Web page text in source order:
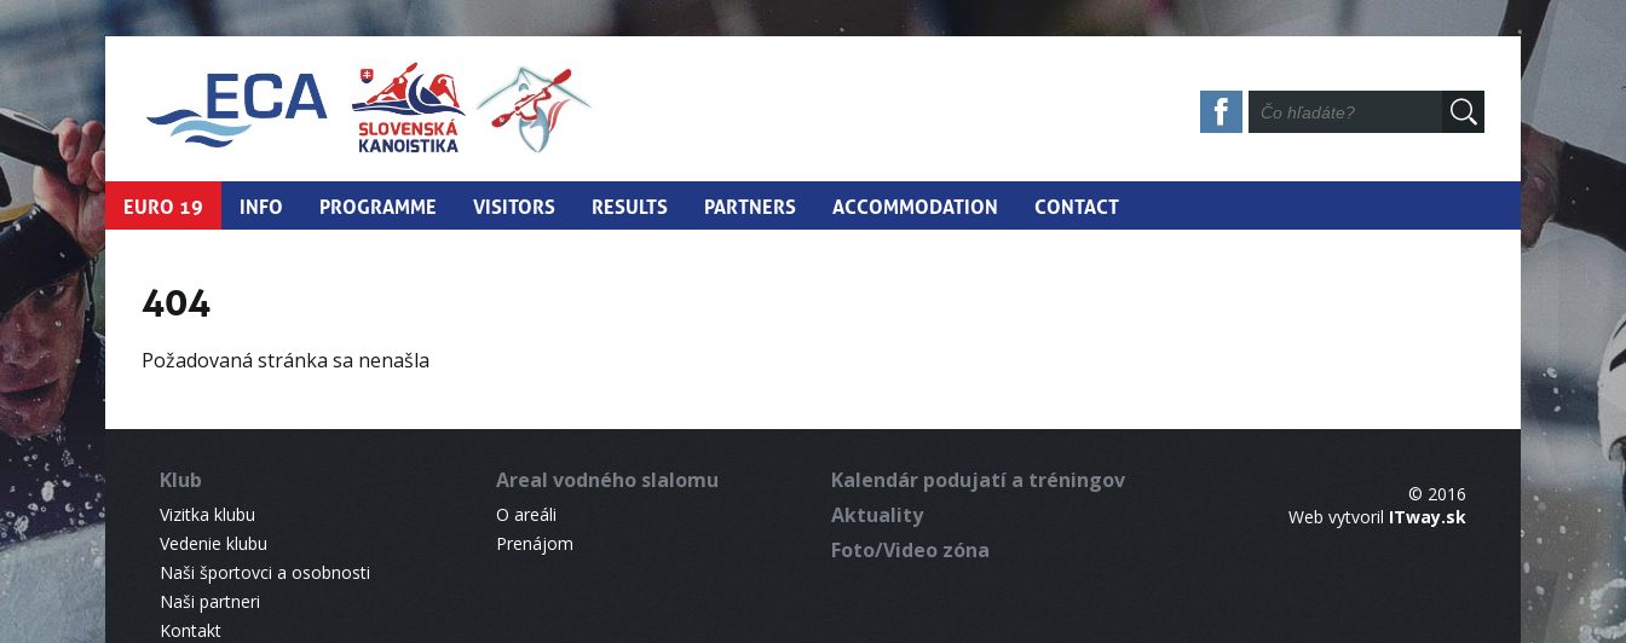
EURO 19 INFO PROGRAMME VISITORS RESULTS PARTNERS ACCOMMODATION CONTACT
404
Požadovaná stránka sa nenašla
Klub
Vizitka klubu
Vedenie klubu
Naši športovci a osobnosti
Naši partneri
Kontakt
Areal vodného slalomu
O areáli
Prenájom
Kalendár podujatí a tréningov
Aktuality
Foto/Video zóna
© 2016
Web vytvoril ITway.sk